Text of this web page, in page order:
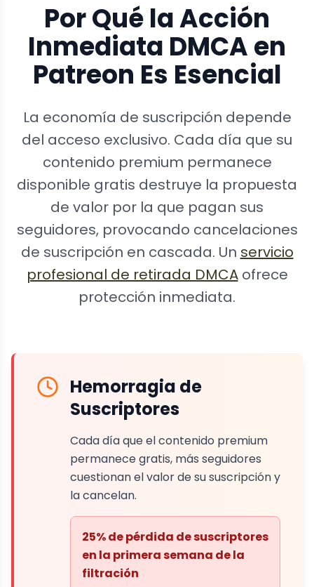
Por Qué la Acción
Inmediata DMCA en
Patreon Es Esencial
La economía de suscripción depende
del acceso exclusivo. Cada día que su
contenido premium permanece
disponible gratis destruye la propuesta
de valor por la que pagan sus
seguidores, provocando cancelaciones
de suscripción en cascada. Un servicio
profesional de retirada DMCAofrece
protección inmediata.
Hemorragia de
Suscriptores
Cada día que el contenido premium
permanece gratis, más seguidores
cuestionan el valor de su suscripción y
la cancelan.
25% de pérdida de suscriptores
en la primera semana de la
filtración